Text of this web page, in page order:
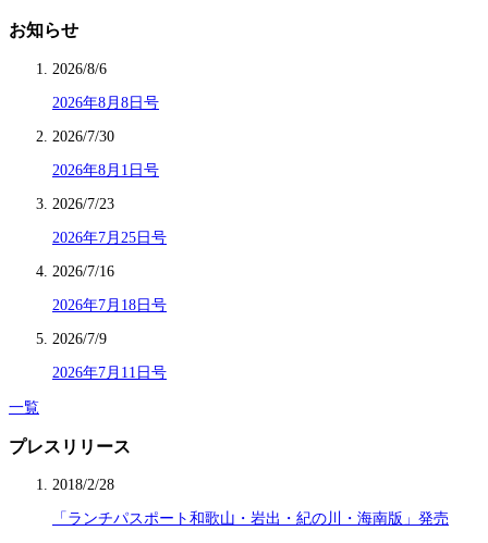
お知らせ
2026/8/6
2026年8月8日号
2026/7/30
2026年8月1日号
2026/7/23
2026年7月25日号
2026/7/16
2026年7月18日号
2026/7/9
2026年7月11日号
一覧
プレスリリース
2018/2/28
「ランチパスポート和歌山・岩出・紀の川・海南版」発売